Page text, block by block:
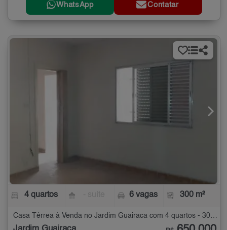
WhatsApp Contatar
4 quartos 6 vagas 300 m²
Casa Térrea à Venda no Jardim Guairaca com 4 quartos - 300 m²